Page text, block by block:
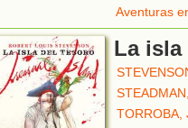
Aventuras
La
TORROBA,